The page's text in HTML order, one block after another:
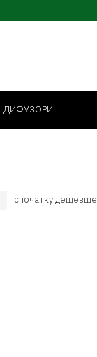
ДИФУЗОРИ
спочатку дешевше